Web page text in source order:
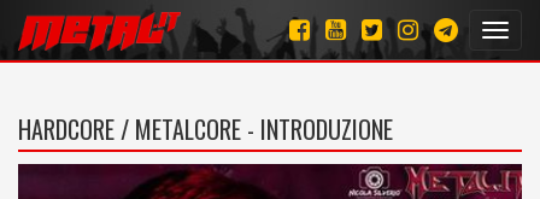
HARDCORE / METALCORE - INTRODUZIONE